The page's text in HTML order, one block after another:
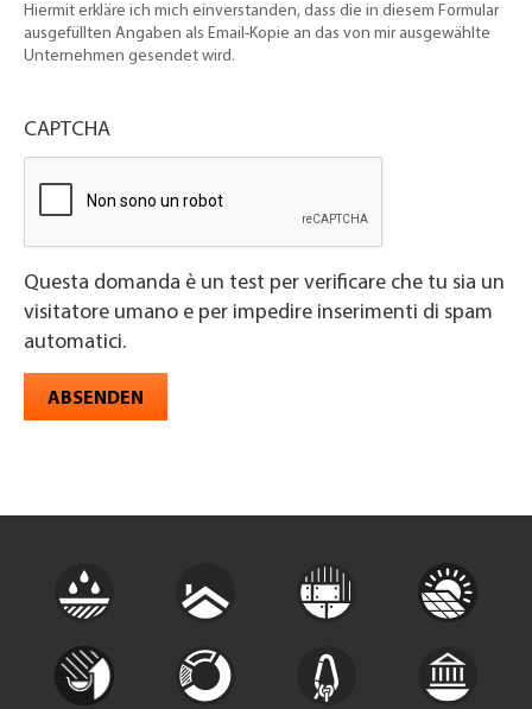
Hiermit erkläre ich mich einverstanden, dass die in diesem Formular
ausgefüllten Angaben als Email-Kopie an das von mir ausgewählte
Unternehmen gesendet wird.
CAPTCHA
Questa domanda è un test per verificare che tu sia un
visitatore umano e per impedire inserimenti di spam
automatici.
ABSENDEN